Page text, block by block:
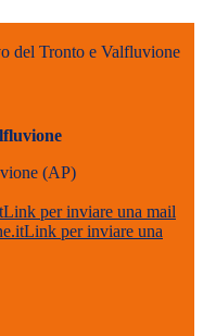
del Tronto e Valfluvione
(AP)
Link per inviare una mail
Link per inviare una